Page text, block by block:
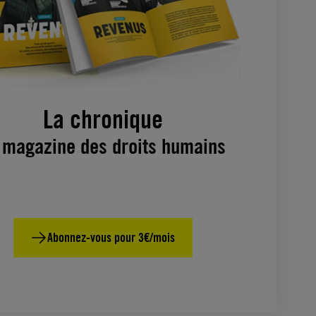
La chronique
des droits humains
Abonnez-vous pour 3€/mois